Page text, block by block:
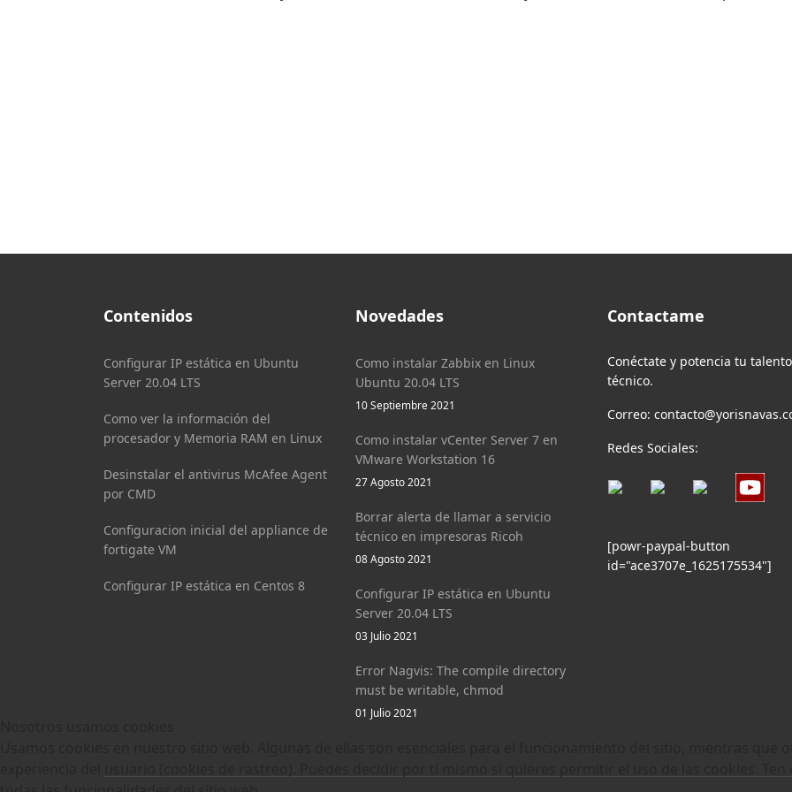
Contenidos
Configurar IP estática en Ubuntu
Server 20.04 LTS
Como ver la información del
procesador y Memoria RAM en Linux
Desinstalar el antivirus McAfee Agent
por CMD
Configuracion inicial del appliance de
fortigate VM
Configurar IP estática en Centos 8
Novedades
Como instalar Zabbix en Linux
Ubuntu 20.04 LTS
10 Septiembre 2021
Como instalar vCenter Server 7 en
VMware Workstation 16
27 Agosto 2021
Borrar alerta de llamar a servicio
técnico en impresoras Ricoh
08 Agosto 2021
Configurar IP estática en Ubuntu
Server 20.04 LTS
03 Julio 2021
Error Nagvis: The compile directory
must be writable, chmod
01 Julio 2021
Contactame
Conéctate y potencia tu talento
técnico.
Correo:
Redes Sociales:
[powr-paypal-button
id="ace3707e_1625175534"]